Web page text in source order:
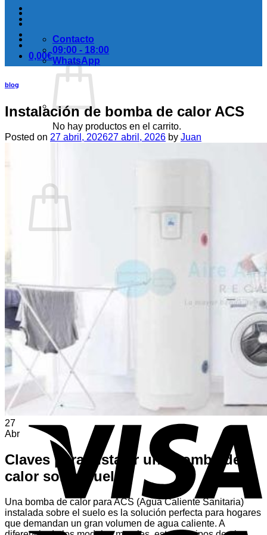
0,00€
No hay productos en el carrito.
Contacto
09:00 - 18:00
WhatsApp
blog
Instalación de bomba de calor ACS
Posted on 27 abril, 202627 abril, 2026 by Juan
27
Abr
Claves para instalar una bomba de
calor sobre suelo
Una bomba de calor para ACS (Agua Caliente Sanitaria)
instalada sobre el suelo es la solución perfecta para hogares
que demandan un gran volumen de agua caliente. A